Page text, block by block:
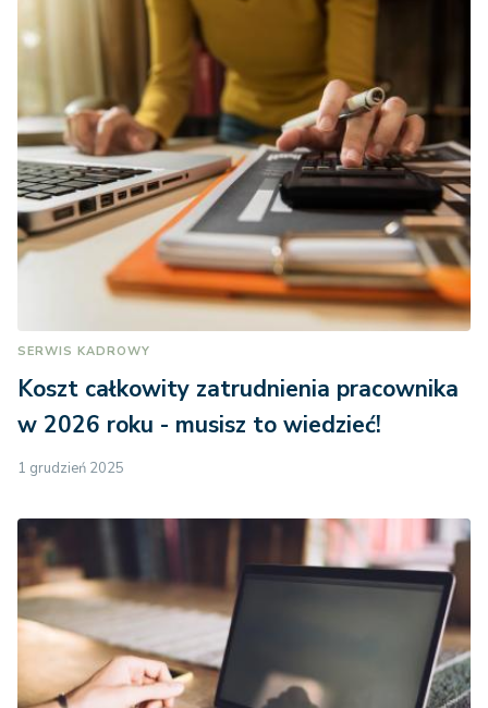
SERWIS KADROWY
Koszt całkowity zatrudnienia pracownika
w 2026 roku - musisz to wiedzieć!
1 grudzień 2025